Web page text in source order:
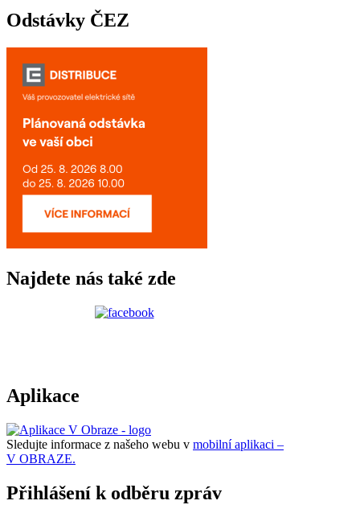
Odstávky ČEZ
Najdete nás také zde
Aplikace
Sledujte informace z našeho webu v mobilní aplikaci –
V OBRAZE.
Přihlášení k odběru zpráv